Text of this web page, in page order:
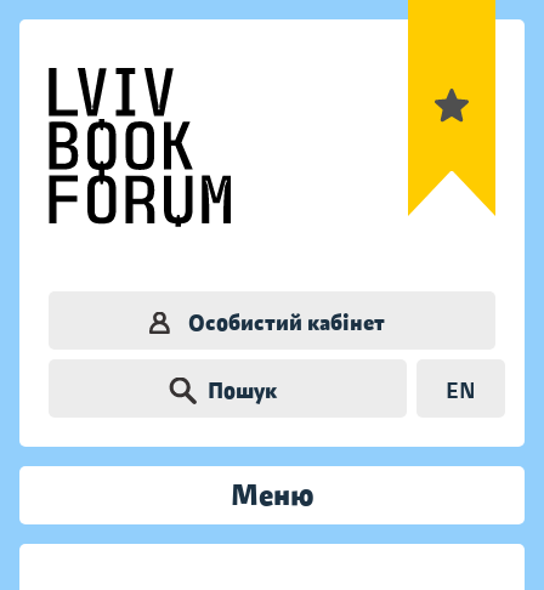
Особистий кабінет
Пошук EN
Меню